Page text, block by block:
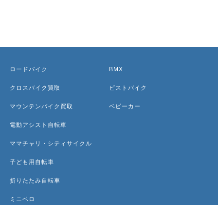
ロードバイク
クロスバイク買取
マウンテンバイク買取
電動アシスト自転車
ママチャリ・シティサイクル
子ども用自転車
折りたたみ自転車
ミニベロ
BMX
ピストバイク
ベビーカー